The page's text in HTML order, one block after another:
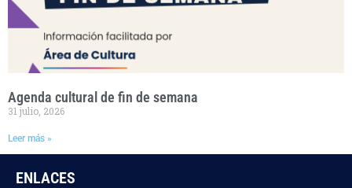
Agenda cultural de fin de semana
31 julio, 2026
Leer más »
ENLACES